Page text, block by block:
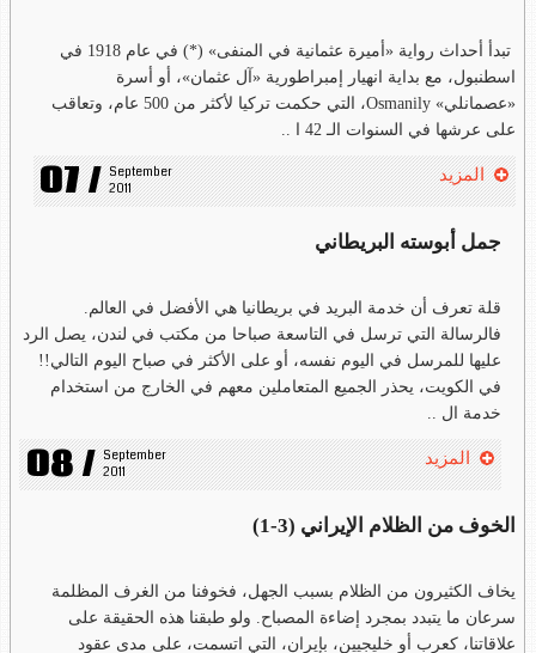
تبدأ أحداث رواية «أميرة عثمانية في المنفى» (*) في عام 1918 في
اسطنبول، مع بداية انهيار إمبراطورية «آل عثمان»، أو أسرة
«عصمانلي» Osmanily، التي حكمت تركيا لأكثر من 500 عام، وتعاقب
على عرشها في السنوات الـ 42 ا ..
07 / September
2011
المزيد
جمل أبوسته البريطاني
قلة تعرف أن خدمة البريد في بريطانيا هي الأفضل في العالم.
فالرسالة التي ترسل في التاسعة صباحا من مكتب في لندن، يصل الرد
عليها للمرسل في اليوم نفسه، أو على الأكثر في صباح اليوم التالي!!
في الكويت، يحذر الجميع المتعاملين معهم في الخارج من استخدام
خدمة ال ..
08 / September
2011
المزيد
الخوف من الظلام الإيراني (3-1)
يخاف الكثيرون من الظلام بسبب الجهل، فخوفنا من الغرف المظلمة
سرعان ما يتبدد بمجرد إضاءة المصباح. ولو طبقنا هذه الحقيقة على
علاقاتنا، كعرب أو خليجيين، بإيران، التي اتسمت، على مدى عقود